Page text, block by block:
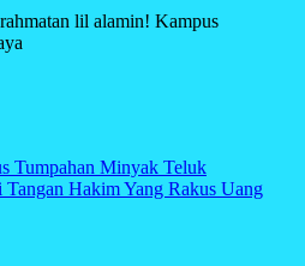
lil alamin! Kampus
Tumpahan Minyak Teluk
Hakim Yang Rakus Uang